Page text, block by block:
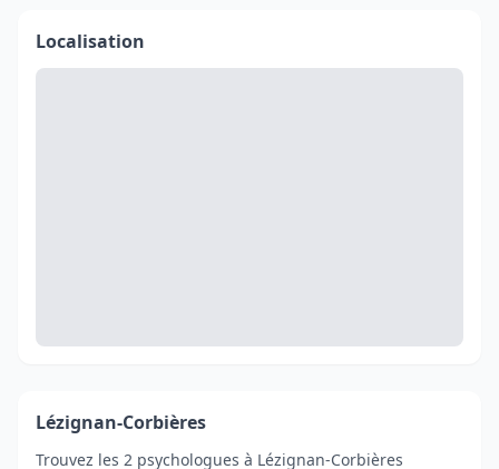
Localisation
Lézignan-Corbières
Trouvez les 2 psychologues à Lézignan-Corbières